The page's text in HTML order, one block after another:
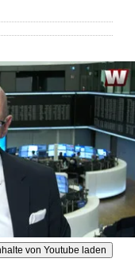
werden
.
von Youtube laden